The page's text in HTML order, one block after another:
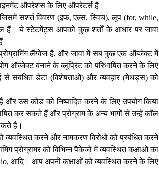
ऑपरेशंस के लिए ऑपरेटर्स है।
सशर्त विवरण (इफ, एल्स, स्विच), लूप (for, while,
हैं। ये स्टेटमेंट्स आपको कुछ शर्तों के आधार पर जावा
लैंग्वेज है, और जावा में सब कुछ एक ऑब्जेक्ट में
ऑब्जेक्ट बनाने के ब्लूप्रिंट को परिभाषित करने के लिए
से संबंधित डेटा (विशेषताओं) और व्यवहार (मेथड्स) को
उस कोड को निष्पादित करने के लिए उपयोग किया
कर सकते हैं और प्रोग्राम के अन्य भागों से उन्हें कॉल
हैं।
व्यवस्थित करने और नामकरण विरोधों को प्रबंधित करने
प्रोग्रामर को विभिन्न पैकेजों में व्यवस्थित कक्षाओं का
आदि। आप अपनी कक्षाओं को व्यवस्थित करने के लिए